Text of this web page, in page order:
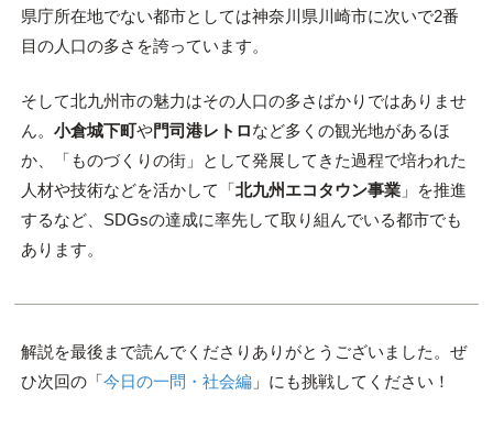
県庁所在地でない都市としては神奈川県川崎市に次いで2番
目の人口の多さを誇っています。
そして北九州市の魅力はその人口の多さばかりではありませ
ん。 小倉城下町や門司港レトロなど多くの観光地があるほ
か、「ものづくりの街」として発展してきた過程で培われた
人材や技術などを活かして「北九州エコタウン事業」を推進
するなど、SDGsの達成に率先して取り組んでいる都市でも
あります。
解説を最後まで読んでくださりありがとうございました。ぜ
ひ次回の「今日の一問・社会編」にも挑戦してください！